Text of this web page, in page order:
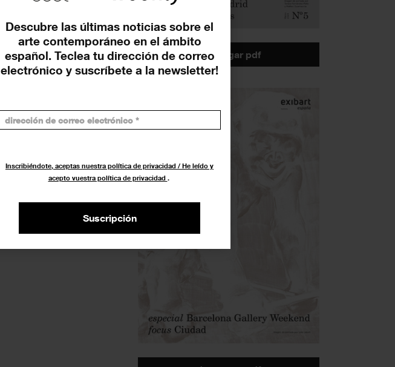
Descubre las últimas noticias sobre el
arte contemporáneo en el ámbito
español. Teclea tu dirección de correo
electrónico y suscríbete a la newsletter!
Inscribiéndote, aceptas nuestra política de privacidad / He leído y
acepto vuestra política de privacidad .
Suscripción
descargar pdf